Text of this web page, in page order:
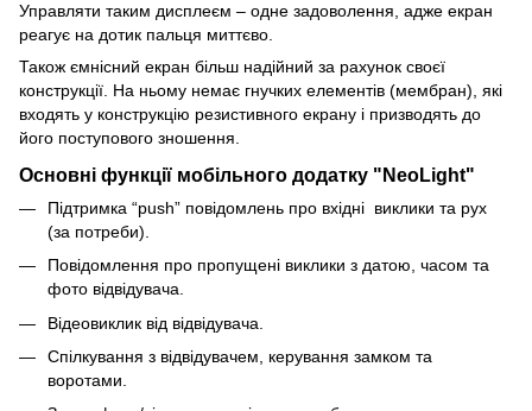
Управляти таким дисплеєм – одне задоволення, адже екран
реагує на дотик пальця миттєво.
Також ємнісний екран більш надійний за рахунок своєї
конструкції. На ньому немає гнучких елементів (мембран), які
входять у конструкцію резистивного екрану і призводять до
його поступового зношення.
Основні функції мобільного додатку "NeoLight"
Підтримка “push” повідомлень про вхідні виклики та рух
(за потреби).
Повідомлення про пропущені виклики з датою, часом та
фото відвідувача.
Відеовиклик від відвідувача.
Спілкування з відвідувачем, керування замком та
воротами.